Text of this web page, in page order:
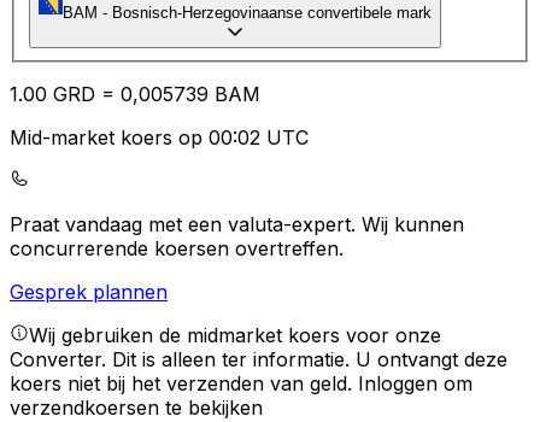
BAM - Bosnisch-Herzegovinaanse convertibele mark
1.00 GRD = 0,005739 BAM
Mid-market koers op 00:02 UTC
Praat vandaag met een valuta-expert. Wij kunnen
concurrerende koersen overtreffen.
Gesprek plannen
Wij gebruiken de midmarket koers voor onze
Converter. Dit is alleen ter informatie. U ontvangt deze
koers niet bij het verzenden van geld. Inloggen om
verzendkoersen te bekijken